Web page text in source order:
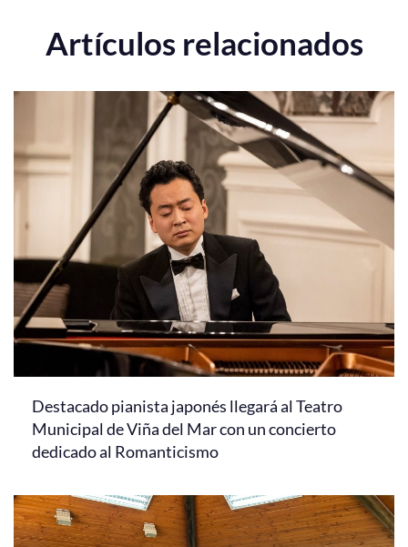
Artículos relacionados
Destacado pianista japonés llegará al Teatro
Municipal de Viña del Mar con un concierto
dedicado al Romanticismo